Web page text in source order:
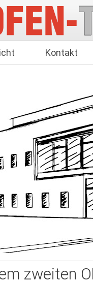
Kontakt
zweiten